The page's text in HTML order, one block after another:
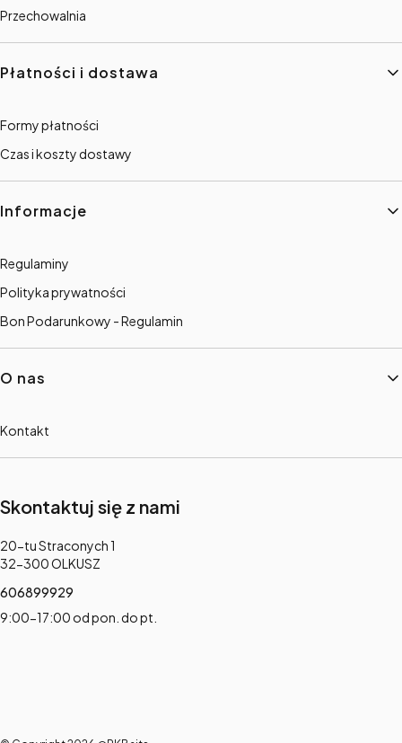
Przechowalnia
Płatności i dostawa
Formy płatności
Czas i koszty dostawy
Informacje
Regulaminy
Polityka prywatności
Bon Podarunkowy - Regulamin
O nas
Kontakt
Skontaktuj się z nami
Adres:
20-tu Straconych 1
32-300 OLKUSZ
606899929
9:00-17:00 od pon. do pt.